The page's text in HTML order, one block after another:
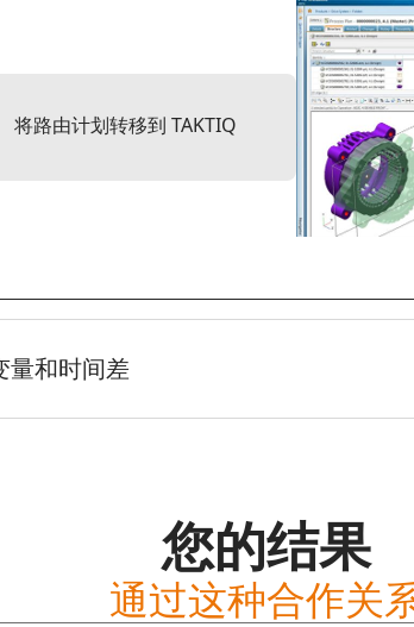
将路由计划转移到 TAKTIQ
量和时间差
您的结果
通过这种合作关